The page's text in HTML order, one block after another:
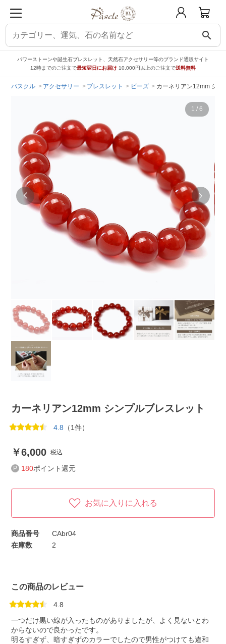
search
パワーストーンや誕生石ブレスレット、天然石アクセサリー等のブランド通販サイト
12時までのご注文で最短翌日にお届け 10,000円以上のご注文で送料無料
パスクル アクセサリー ブレスレット ビーズ カーネリアン12mm シン
1 / 6
カーネリアン12mm シンプルブレスレット
4.8 （1件）
6,000 税込
180ポイント還元
お気に入りに入れる
商品番号
CAbr04
在庫数
2
この商品のレビュー
4.8
一つだけ黒い線が入ったものがありましたが、よく見ないとわ
からないので良かったです。
明るすぎず、暗すぎずのカラーでしたので男性がつけても違和